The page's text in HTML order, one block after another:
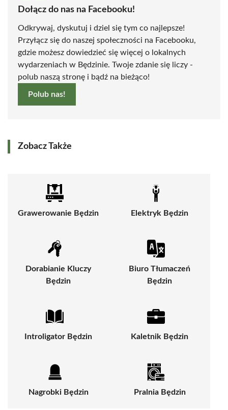
Dołącz do nas na Facebooku!
Odkrywaj, dyskutuj i dziel się tym co najlepsze!
Przyłącz się do naszej społeczności na Facebooku,
gdzie możesz dowiedzieć się więcej o lokalnych
wydarzeniach w Będzinie. Twoje zdanie się liczy -
polub naszą stronę i bądź na bieżąco!
Polub nas!
Zobacz Także
Grawerowanie Będzin Elektryk Będzin
Dorabianie Kluczy
Będzin
Biuro Tłumaczeń
Będzin
Introligator Będzin Kaletnik Będzin
Nagrobki Będzin Pralnia Będzin